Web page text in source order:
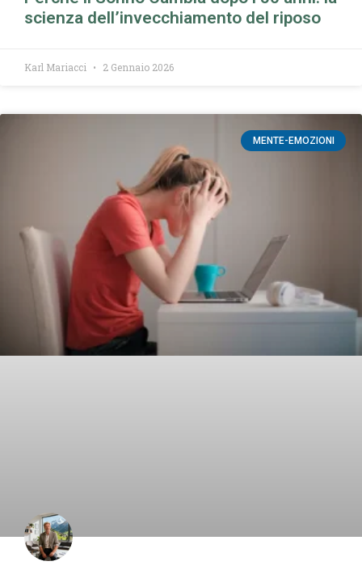
scienza dell’invecchiamento del riposo
Karl Mariacci 2 Gennaio 2026
MENTE-EMOZIONI